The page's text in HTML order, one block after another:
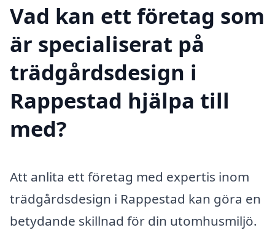
Vad kan ett företag som
är specialiserat på
trädgårdsdesign i
Rappestad hjälpa till
med?
Att anlita ett företag med expertis inom
trädgårdsdesign i Rappestad kan göra en
betydande skillnad för din utomhusmiljö.